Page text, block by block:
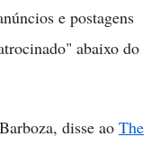
e postagens
abaixo do
disse ao The